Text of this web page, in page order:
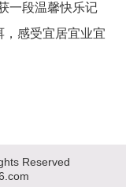
一段温馨快乐记
，感受宜居宜业宜
Reserved